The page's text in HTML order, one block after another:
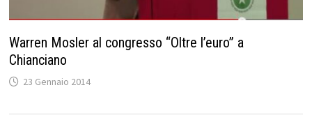
Warren Mosler al congresso “Oltre l’euro” a
Chianciano
23 Gennaio 2014